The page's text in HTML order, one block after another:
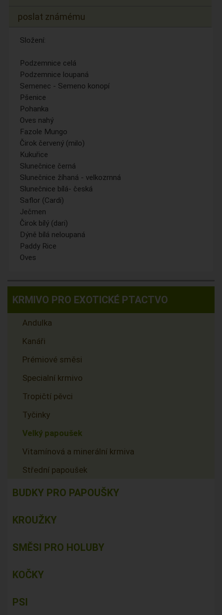
poslat známému
Složení:
Podzemnice celá
Podzemnice loupaná
Semenec - Semeno konopí
Pšenice
Pohanka
Oves nahý
Fazole Mungo
Čirok červený (milo)
Kukuřice
Slunečnice černá
Slunečnice žíhaná - velkozrnná
Slunečnice bílá- česká
Saflor (Cardi)
Ječmen
Čirok bílý (dari)
Dýně bílá neloupaná
Paddy Rice
Oves
KRMIVO PRO EXOTICKÉ PTACTVO
Andulka
Kanáři
Prémiové směsi
Specialní krmivo
Tropičtí pěvci
Tyčinky
Velký papoušek
Vitamínová a minerální krmiva
Střední papoušek
BUDKY PRO PAPOUŠKY
KROUŽKY
SMĚSI PRO HOLUBY
KOČKY
PSI